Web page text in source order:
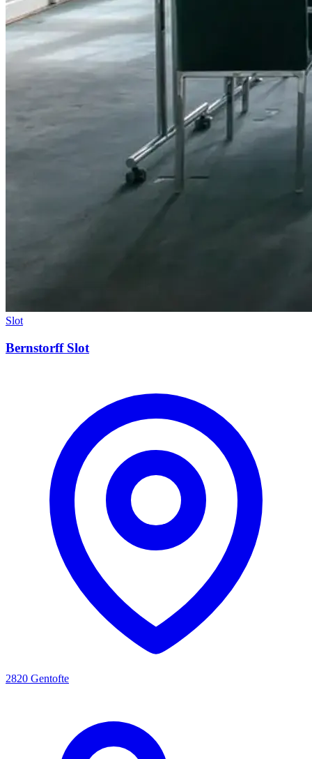
Slot
Bernstorff Slot
2820 Gentofte